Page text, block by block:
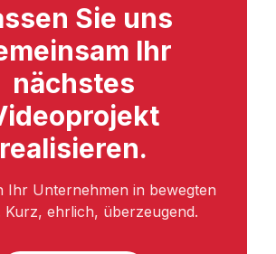
Sie uns
Ihr
nächstes
realisieren.
Ihr Unternehmen in bewegten
Kurz, ehrlich, überzeugend.